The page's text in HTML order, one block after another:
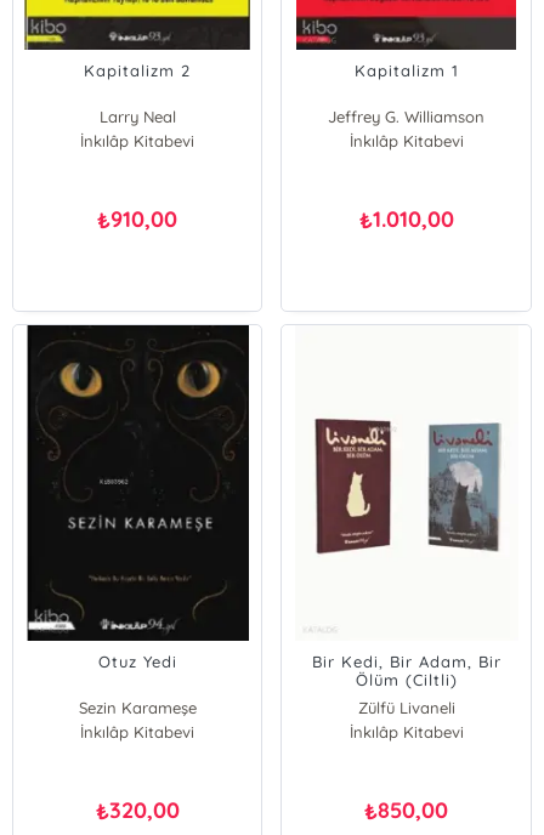
Kapitalizm 2
Larry Neal
Jeffrey G. Williamson
İnkılâp Kitabevi
₺910,00
Kapitalizm 1
Jeffrey G. Williamson
Larry Neal
İnkılâp Kitabevi
₺1.010,00
Otuz Yedi
Sezin Karameşe
İnkılâp Kitabevi
₺320,00
Bir Kedi, Bir Adam, Bir
Ölüm (Ciltli)
Zülfü Livaneli
İnkılâp Kitabevi
₺850,00